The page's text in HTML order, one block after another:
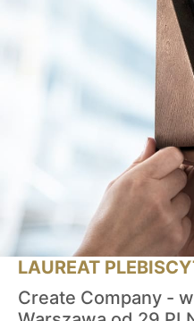
LAUREAT
Create Company -